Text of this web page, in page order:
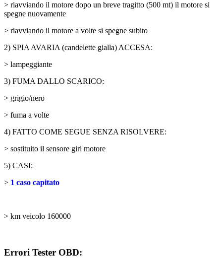
> riavviando il motore dopo un breve tragitto (500 mt) il motore si
spegne nuovamente
> riavviando il motore a volte si spegne subito
2) SPIA AVARIA (candelette gialla) ACCESA:
> lampeggiante
3) FUMA DALLO SCARICO:
> grigio/nero
> fuma a volte
4) FATTO COME SEGUE SENZA RISOLVERE:
> sostituito il sensore giri motore
5) CASI:
> 1 caso capitato
> km veicolo 160000
Errori Tester OBD: